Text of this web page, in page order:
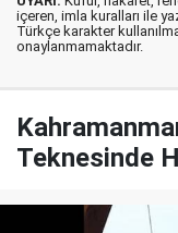
içeren, imla kuralları ile
Türkçe karakter
onaylanmamaktadır.
Teknesinde